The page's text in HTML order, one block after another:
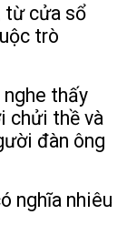
từ cửa sổ
trò
nghe thấy
chửi thề và
đàn ông
nghĩa nhiêu